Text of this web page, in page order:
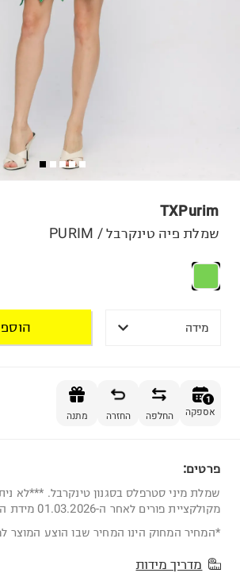
TXPurim
שמלת פיה טינקרבל / PURIM
מידה
1
אספקה החלפה החזרה מתנה
פרטים:
שמלת מיני סטרפלס בסגנון טינקרבל. ***לא
מקולקציית פורים לאחר ה-01.03.2026 מידת הדוגמנית: S
*המחיר המחוק הינו המחיר שבו הוצע המוצר
מדריך מידות